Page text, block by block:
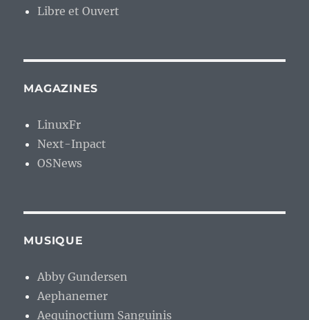
Libre et Ouvert
MAGAZINES
LinuxFr
Next-Inpact
OSNews
MUSIQUE
Abby Gundersen
Aephanemer
Aequinoctium Sanguinis